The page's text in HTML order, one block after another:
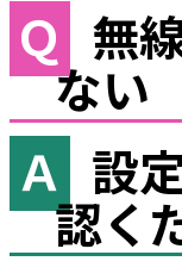
無
ない
設
認く